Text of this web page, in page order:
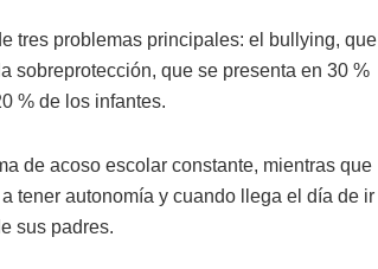
tres problemas principales: el bullying, que
sobreprotección, que se presenta en 30 %
% de los infantes.
de acoso escolar constante, mientras que
tener autonomía y cuando llega el día de ir
sus padres.